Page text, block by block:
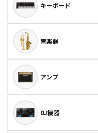
キーボード
管楽器
アンプ
DJ機器